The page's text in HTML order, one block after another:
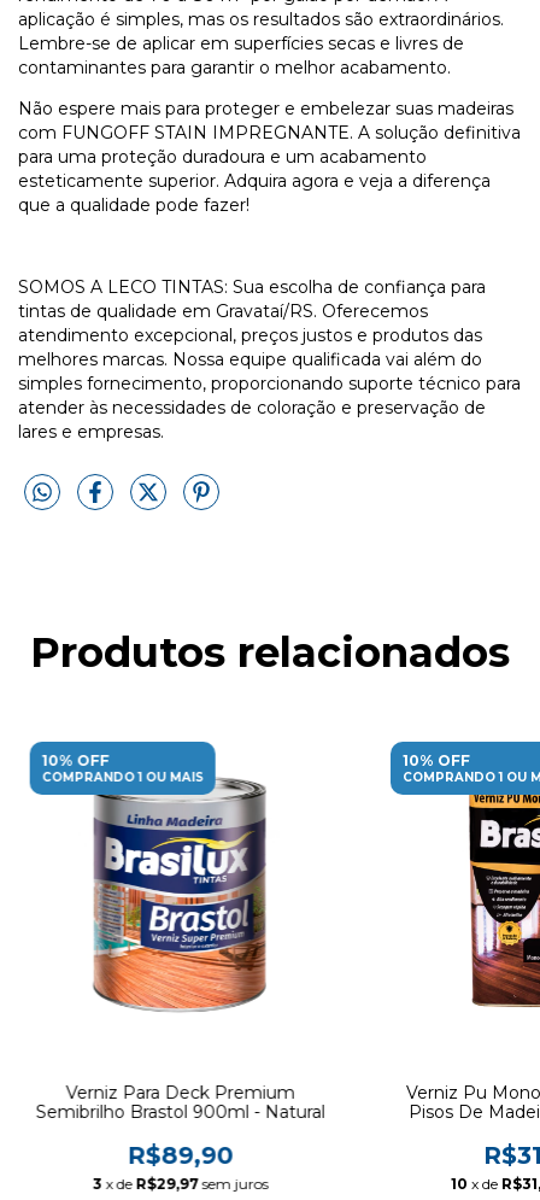
aplicação é simples, mas os resultados são extraordinários.
Lembre-se de aplicar em superfícies secas e livres de
contaminantes para garantir o melhor acabamento.
Não espere mais para proteger e embelezar suas madeiras
com FUNGOFF STAIN IMPREGNANTE. A solução definitiva
para uma proteção duradoura e um acabamento
esteticamente superior. Adquira agora e veja a diferença
que a qualidade pode fazer!
SOMOS A LECO TINTAS: Sua escolha de confiança para
tintas de qualidade em Gravataí/RS. Oferecemos
atendimento excepcional, preços justos e produtos das
melhores marcas. Nossa equipe qualificada vai além do
simples fornecimento, proporcionando suporte técnico para
atender às necessidades de coloração e preservação de
lares e empresas.
Produtos relacionados
10% OFF
COMPRANDO 1 OU MAIS
Verniz Para Deck Premium
Semibrilho Brastol 900ml - Natural
R$89,90
3 x de R$29,97 sem juros
10% OFF
COMPRANDO 1 OU
Verniz Pu
Pisos De
10 x de